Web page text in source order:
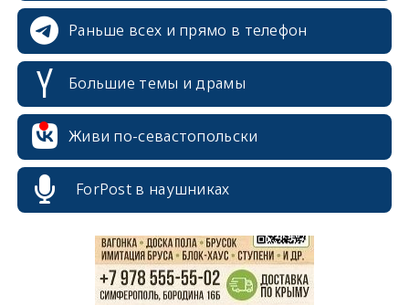
Раньше всех и прямо в телефон
Большие темы и драмы
Живи по-севастопольски
ForPost в наушниках